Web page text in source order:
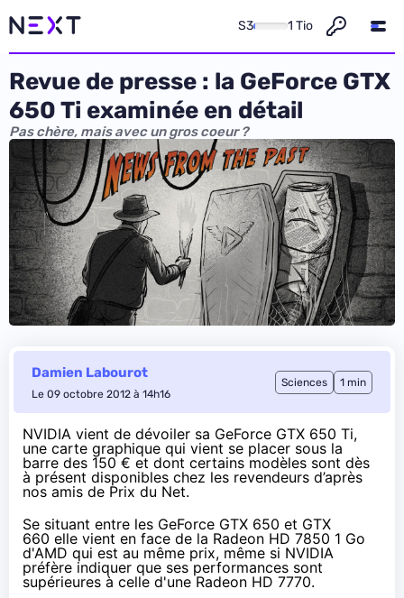
S3 1 Tio
Revue de presse : la GeForce GTX
650 Ti examinée en détail
Pas chère, mais avec un gros coeur ?
Damien Labourot
Le 09 octobre 2012 à 14h16
Sciences 1 min
NVIDIA vient de dévoiler sa GeForce GTX 650 Ti,
une carte graphique qui vient se placer sous la
barre des 150 € et dont certains modèles sont dès
à présent disponibles chez les revendeurs d’après
nos amis de Prix du Net.
Se situant entre les GeForce GTX 650 et GTX
660 elle vient en face de la Radeon HD 7850 1 Go
d'AMD qui est au même prix, même si NVIDIA
préfère indiquer que ses performances sont
supérieures à celle d'une Radeon HD 7770.